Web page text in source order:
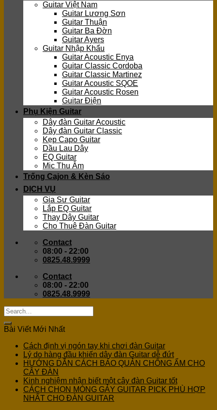
Guitar Việt Nam
Guitar Lương Sơn
Guitar Thuận
Guitar Ba Đờn
Guitar Ayers
Guitar Nhập Khẩu
Guitar Acoustic Enya
Guitar Classic Cordoba
Guitar Classic Martinez
Guitar Acoustic SQOE
Guitar Acoustic Rosen
Guitar Điện
Phụ Kiện Guitar
Dây đàn Guitar Acoustic
Dây đàn Guitar Classic
Kẹp Capo Guitar
Dầu Lau Dây
EQ Guitar
Mic Thu Âm
Trống Cajon & Kèn Sáo
DỊCH VỤ
Gia Sư Guitar
Lắp EQ Guitar
Thay Dây Guitar
Cho Thuê Đàn Guitar
Contact
08:00 - 22:00
0825.48.9999
Contact
08:00 - 22:00
0825.48.9999
Bài Viết Mới Nhất
Cách định vị ngón tay khi chơi đàn Guitar
Lý do hàng đầu khiến dây đàn Guitar dễ đứt
HƯỚNG DẪN CÁCH BẢO QUẢN CHỐNG ẨM CHO
CÂY ĐÀN
Kinh nghiệm nhận biết một cây đàn Guitar tốt
CÁCH CHỌN MÓNG GẢY GUITAR PICK PHÙ HỢP
NHẤT CHO ĐÀN GUITAR